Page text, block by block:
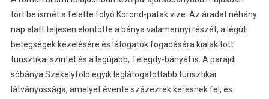
tört be ismét a felette folyó Korond-patak vize. Az áradat néhány
nap alatt teljesen elöntötte a bánya valamennyi részét, a légúti
betegségek kezelésére és látogatók fogadására kialakított
turisztikai szintet és a legújabb, Telegdy-bányát is. A parajdi
sóbánya Székelyföld egyik leglátogatottabb turisztikai
látványossága, amelyet évente százezrek keresnek fel, és